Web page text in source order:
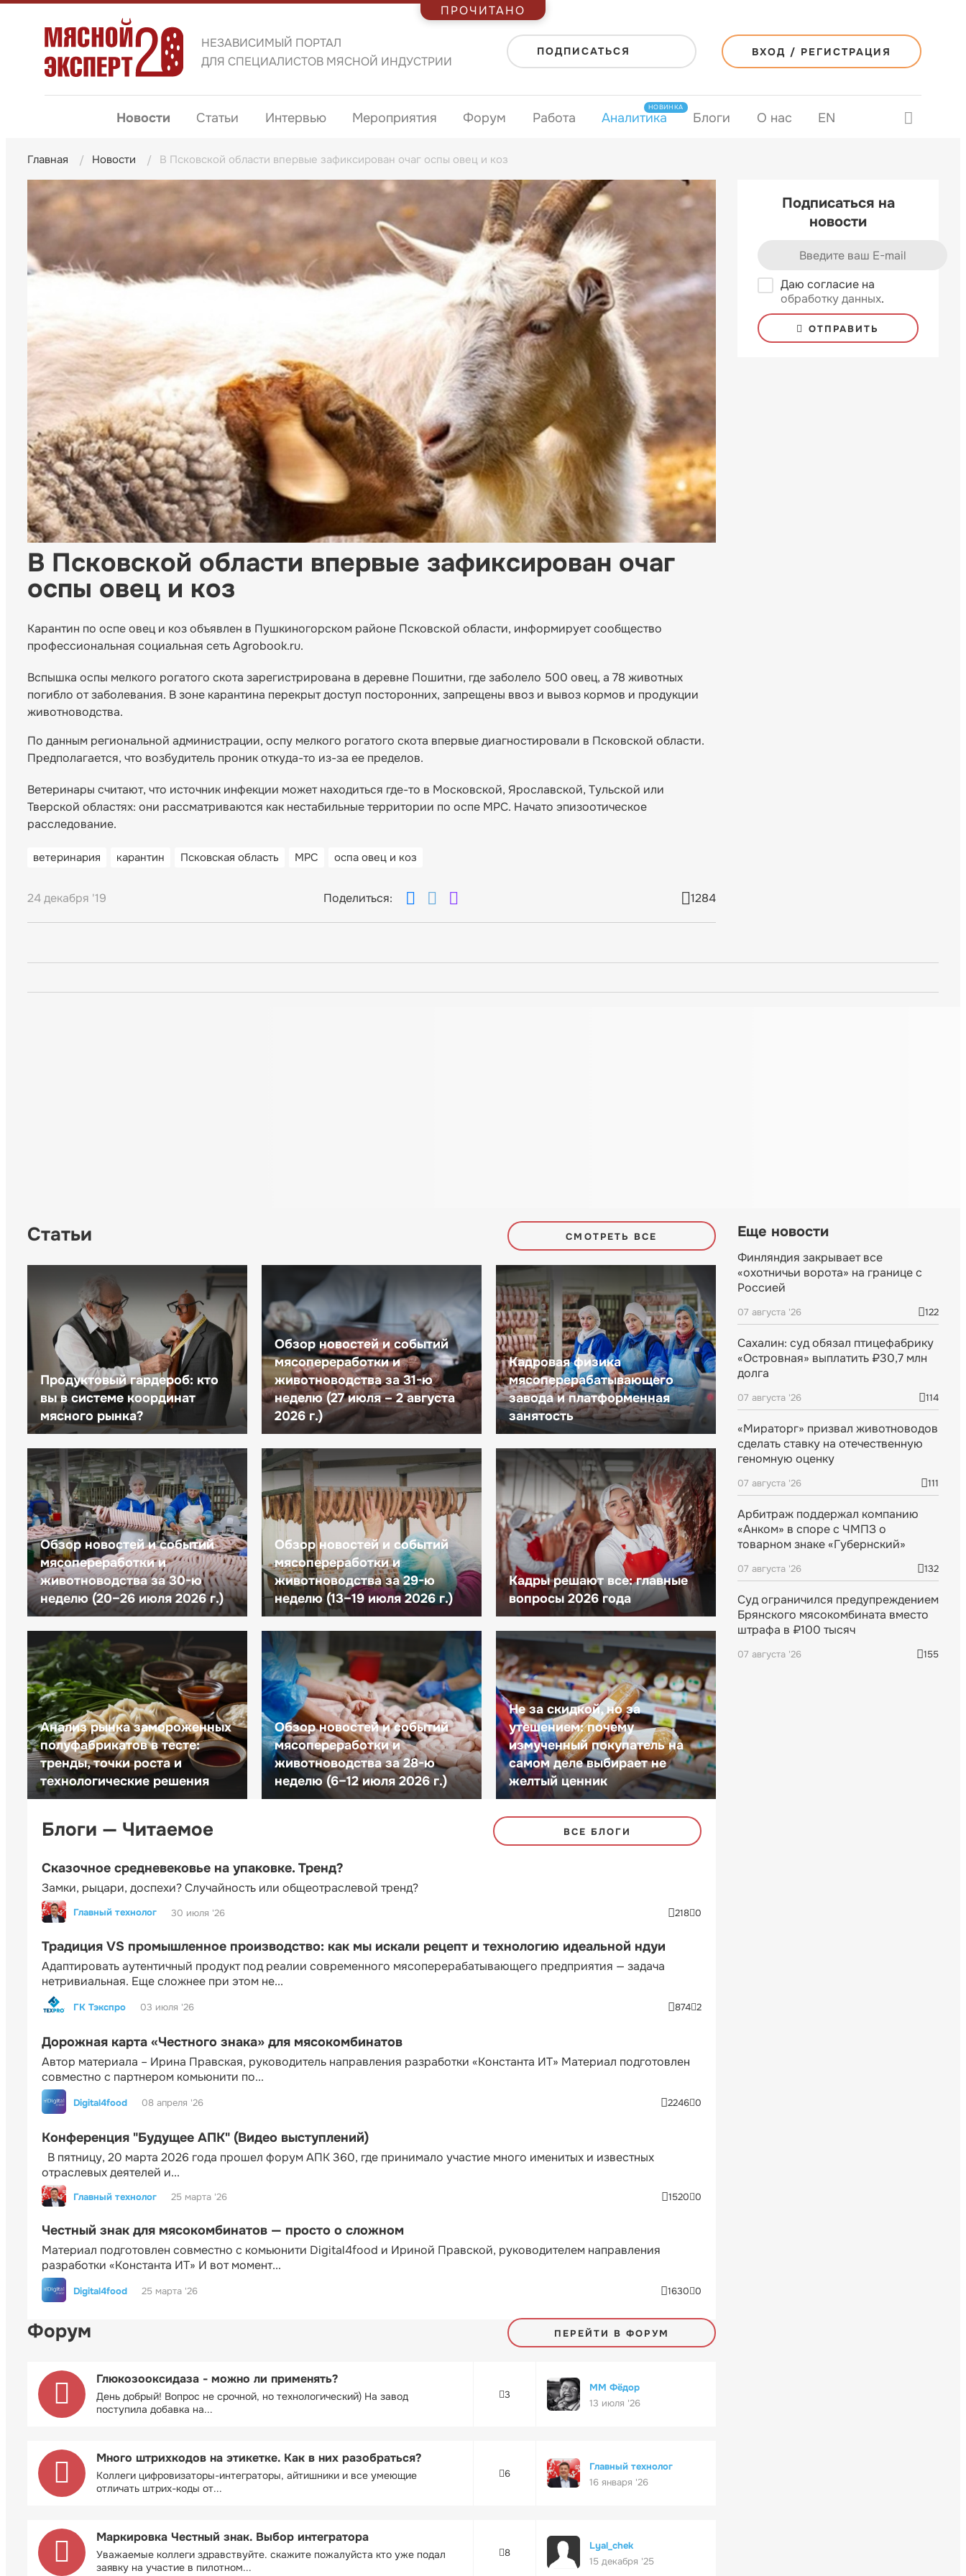
НЕЗАВИСИМЫЙ ПОРТАЛ
ДЛЯ СПЕЦИАЛИСТОВ МЯСНОЙ ИНДУСТРИИ
ПОДПИСАТЬСЯ ВХОД / РЕГИСТРАЦИЯ
Новости Статьи Интервью Мероприятия Форум Работа Аналитика
НОВИНКА
Блоги О нас EN
Главная Новости В Псковской области впервые зафиксирован очаг оспы овец и коз
В Псковской области впервые зафиксирован очаг
оспы овец и коз
Карантин по оспе овец и коз объявлен в Пушкиногорском районе Псковской области, информирует сообщество
профессиональная социальная сеть Agrobook.ru.
Вспышка оспы мелкого рогатого скота зарегистрирована в деревне Пошитни, где заболело 500 овец, а 78 животных
погибло от заболевания. В зоне карантина перекрыт доступ посторонних, запрещены ввоз и вывоз кормов и продукции
животноводства.
По данным региональной администрации, оспу мелкого рогатого скота впервые диагностировали в Псковской области.
Предполагается, что возбудитель проник откуда-то из-за ее пределов.
Ветеринары считают, что источник инфекции может находиться где-то в Московской, Ярославской, Тульской или
Тверской областях: они рассматриваются как нестабильные территории по оспе МРС. Начато эпизоотическое
расследование.
ветеринария карантин Псковская область МРС оспа овец и коз
24 декабря '19 Поделиться: 1284
Подписаться на
новости
Даю согласие на
обработку данных.
ОТПРАВИТЬ
Статьи СМОТРЕТЬ ВСЕ
Продуктовый гардероб: кто
вы в системе координат
мясного рынка?
Обзор новостей и событий
мясопереработки и
животноводства за 31-ю
неделю (27 июля – 2 августа
2026 г.)
Кадровая физика
мясоперерабатывающего
завода и платформенная
занятость
Обзор новостей и событий
мясопереработки и
животноводства за 30-ю
неделю (20–26 июля 2026 г.)
Обзор новостей и событий
мясопереработки и
животноводства за 29-ю
неделю (13–19 июля 2026 г.)
Кадры решают все: главные
вопросы 2026 года
Анализ рынка замороженных
полуфабрикатов в тесте:
тренды, точки роста и
технологические решения
Обзор новостей и событий
мясопереработки и
животноводства за 28-ю
неделю (6–12 июля 2026 г.)
Не за скидкой, но за
утешением: почему
измученный покупатель на
самом деле выбирает не
желтый ценник
Блоги — Читаемое ВСЕ БЛОГИ
Сказочное средневековье на упаковке. Тренд?
Замки, рыцари, доспехи? Случайность или общеотраслевой тренд?
Главный технолог 30 июля '26 218 0
Традиция VS промышленное производство: как мы искали рецепт и технологию идеальной ндуи
Адаптировать аутентичный продукт под реалии современного мясоперерабатывающего предприятия — задача
нетривиальная. Еще сложнее при этом не...
ГК Тэкспро 03 июля '26 874 2
Дорожная карта «Честного знака» для мясокомбинатов
Автор материала – Ирина Правская, руководитель направления разработки «Константа ИТ» Материал подготовлен
совместно с партнером комьюнити по...
Digital4food 08 апреля '26 2246 0
Конференция "Будущее АПК" (Видео выступлений)
В пятницу, 20 марта 2026 года прошел форум АПК 360, где принимало участие много именитых и известных
отраслевых деятелей и...
Главный технолог 25 марта '26 1520 0
Честный знак для мясокомбинатов — просто о сложном
Материал подготовлен совместно с комьюнити Digital4food и Ириной Правской, руководителем направления
разработки «Константа ИТ» И вот момент...
Digital4food 25 марта '26 1630 0
Форум ПЕРЕЙТИ В ФОРУМ
Глюкозооксидаза - можно ли применять?
День добрый! Вопрос не срочной, но технологический) На завод
поступила добавка на...
3
ММ Фёдор
13 июля '26
Много штрихкодов на этикетке. Как в них разобраться?
Коллеги цифровизаторы-интеграторы, айтишники и все умеющие
отличать штрих-коды от...
6
Главный технолог
16 января '26
Маркировка Честный знак. Выбор интегратора
Уважаемые коллеги здравствуйте. скажите пожалуйста кто уже подал
заявку на участие в пилотном...
8
Lyal_chek
15 декабря '25
Еще новости
Финляндия закрывает все
«охотничьи ворота» на границе с
Россией
07 августа '26 122
Сахалин: суд обязал птицефабрику
«Островная» выплатить ₽30,7 млн
долга
07 августа '26 114
«Мираторг» призвал животноводов
сделать ставку на отечественную
геномную оценку
07 августа '26 111
Арбитраж поддержал компанию
«Анком» в споре с ЧМПЗ о
товарном знаке «Губернский»
07 августа '26 132
Суд ограничился предупреждением
Брянского мясокомбината вместо
штрафа в ₽100 тысяч
07 августа '26 155
ПРОЧИТАНО